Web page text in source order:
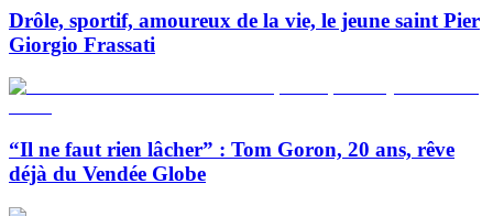
Drôle, sportif, amoureux de la vie, le jeune saint Pier
Giorgio Frassati
“Il ne faut rien lâcher” : Tom Goron, 20 ans, rêve
déjà du Vendée Globe